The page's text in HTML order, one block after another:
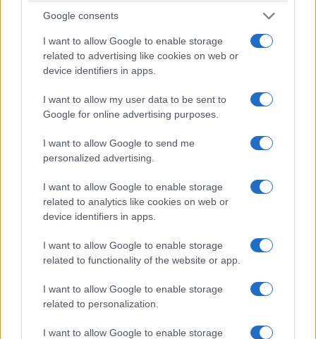
Google consents
I want to allow Google to enable storage
related to advertising like cookies on web or
device identifiers in apps.
I want to allow my user data to be sent to
Google for online advertising purposes.
I want to allow Google to send me
personalized advertising.
I want to allow Google to enable storage
related to analytics like cookies on web or
device identifiers in apps.
I want to allow Google to enable storage
related to functionality of the website or app.
I want to allow Google to enable storage
related to personalization.
I want to allow Google to enable storage